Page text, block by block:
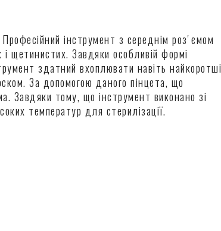
інструмент з середнім розʼємом
щетинистих. Завдяки особливій формі
здатний вхоплювати навіть найкоротші
За допомогою даного пінцета, що
Завдяки тому, що інструмент виконано зі
температур для стерилізації.